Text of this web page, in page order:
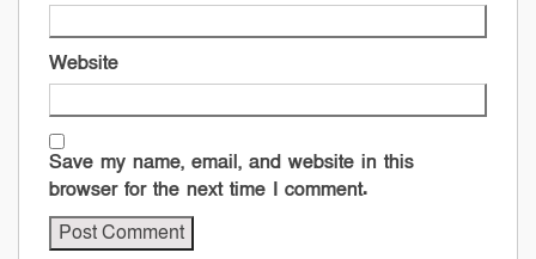
Website
Save my name, email, and website in this
browser for the next time I comment.